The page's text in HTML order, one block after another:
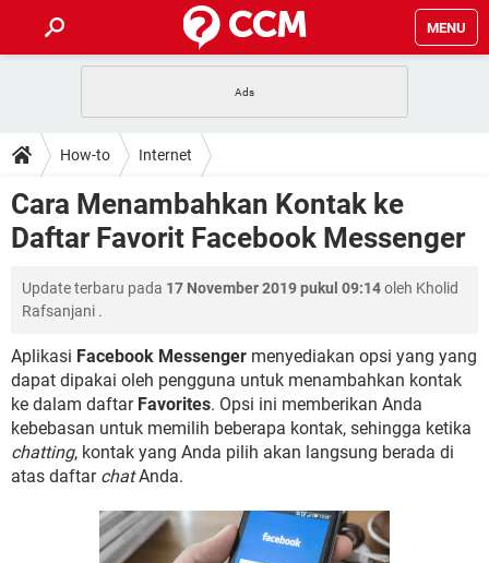
MENU
APLIKASI NONTON FILM & SERI
BUAT AKUN TIKTOK APLIKASI VIDEO-CALL
HOW-TO
SAFE MODE ANDROID
KODE RAHASIA NETFLIX
DOWNLOAD
ADOBE PREMIERE PRO INSTAGRAM UNTUK PC
FORUM
Lupa Password Gmail WiFi Tidak Berfungsi
ENSIKLOPEDIA
Front Office dan Back Office OOP - Data Enkapsulasi
Jenis-jenis Network atau Jaringan
How-to Internet
Cara Menambahkan Kontak ke
Daftar Favorit Facebook Messenger
Update terbaru pada 17 November 2019 pukul 09:14oleh Kholid
Rafsanjani .
Aplikasi Facebook Messenger menyediakan opsi yang yang
dapat dipakai oleh pengguna untuk menambahkan kontak
ke dalam daftar Favorites. Opsi ini memberikan Anda
kebebasan untuk memilih beberapa kontak, sehingga ketika
chatting, kontak yang Anda pilih akan langsung berada di
atas daftar chatAnda.